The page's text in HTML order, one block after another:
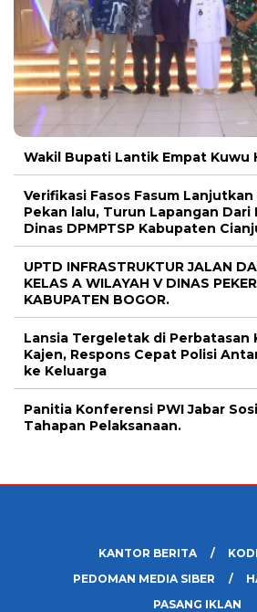
Wakil Bupati Lantik Empat Kuwu
Verifikasi Fasos Fasum Lanjutkan
Pekan lalu, Turun Lapangan Dari
Dinas DPMPTSP Kabupaten
UPTD INFRASTRUKTUR JALAN
KELAS A WILAYAH V DINAS
KABUPATEN BOGOR.
Lansia Tergeletak di Perbatasan
Kajen, Respons Cepat Polisi
ke Keluarga
Panitia Konferensi PWI Jabar
Tahapan Pelaksanaan.
KANTOR BERITA
PEDOMAN MEDIA SIBER
PASANG IKLAN